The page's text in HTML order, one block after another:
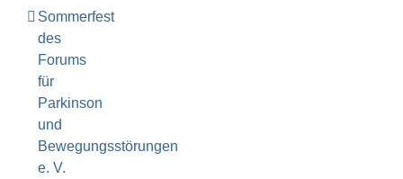
Sommerfest
des
Forums
für
Parkinson
und
Bewegungsstörungen
e. V.